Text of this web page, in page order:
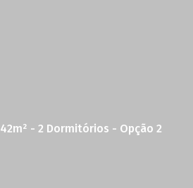
42m² - 2 Dormitórios - Opção 2